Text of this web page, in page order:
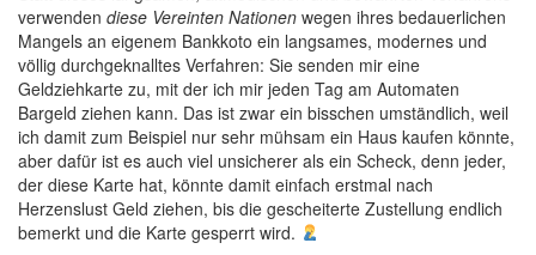
verwenden diese Vereinten Nationen wegen ihres bedauerlichen
Mangels an eigenem Bankkoto ein langsames, modernes und
völlig durchgeknalltes Verfahren: Sie senden mir eine
Geldziehkarte zu, mit der ich mir jeden Tag am Automaten
Bargeld ziehen kann. Das ist zwar ein bisschen umständlich, weil
ich damit zum Beispiel nur sehr mühsam ein Haus kaufen könnte,
aber dafür ist es auch viel unsicherer als ein Scheck, denn jeder,
der diese Karte hat, könnte damit einfach erstmal nach
Herzenslust Geld ziehen, bis die gescheiterte Zustellung endlich
bemerkt und die Karte gesperrt wird.